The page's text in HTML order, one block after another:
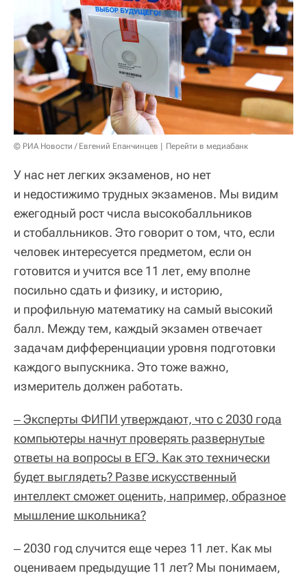
© РИА Новости / Евгений Епанчинцев Перейти в медиабанк
У нас нет легких экзаменов, но нет
и недостижимо трудных экзаменов. Мы видим
ежегодный рост числа высокобалльников
и стобалльников. Это говорит о том, что, если
человек интересуется предметом, если он
готовится и учится все 11 лет, ему вполне
посильно сдать и физику, и историю,
и профильную математику на самый высокий
балл. Между тем, каждый экзамен отвечает
задачам дифференциации уровня подготовки
каждого выпускника. Это тоже важно,
измеритель должен работать.
‒ Эксперты ФИПИ утверждают, что с 2030 года
компьютеры начнут проверять развернутые
ответы на вопросы в ЕГЭ. Как это технически
будет выглядеть? Разве искусственный
интеллект сможет оценить, например, образное
мышление школьника?
‒ 2030 год случится еще через 11 лет. Как мы
оцениваем предыдущие 11 лет? Мы понимаем,